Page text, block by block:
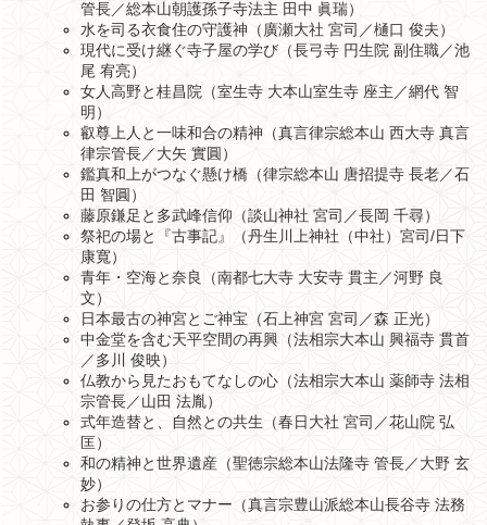
管長／総本山朝護孫子寺法主 田中 眞瑞）
水を司る衣食住の守護神（廣瀬大社 宮司／樋口 俊夫）
現代に受け継ぐ寺子屋の学び（長弓寺 円生院 副住職／池
尾 宥亮）
女人高野と桂昌院（室生寺 大本山室生寺 座主／網代 智
明）
叡尊上人と一味和合の精神（真言律宗総本山 西大寺 真言
律宗管長／大矢 實圓）
鑑真和上がつなぐ懸け橋（律宗総本山 唐招提寺 長老／石
田 智圓）
藤原鎌足と多武峰信仰（談山神社 宮司／長岡 千尋）
祭祀の場と『古事記』（丹生川上神社（中社）宮司/日下
康寬）
青年・空海と奈良（南都七大寺 大安寺 貫主／河野 良
文）
日本最古の神宮とご神宝（石上神宮 宮司／森 正光）
中金堂を含む天平空間の再興（法相宗大本山 興福寺 貫首
／多川 俊映）
仏教から見たおもてなしの心（法相宗大本山 薬師寺 法相
宗管長／山田 法胤）
式年造替と、自然との共生（春日大社 宮司／花山院 弘
匡）
和の精神と世界遺産（聖徳宗総本山法隆寺 管長／大野 玄
妙）
お参りの仕方とマナー（真言宗豊山派総本山長谷寺 法務